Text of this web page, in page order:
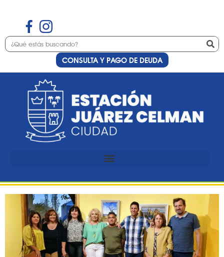
CONSULTA Y PAGO DE DEUDA
Etiqueta:Unidos por
el Arte
El arte en Estación Juárez